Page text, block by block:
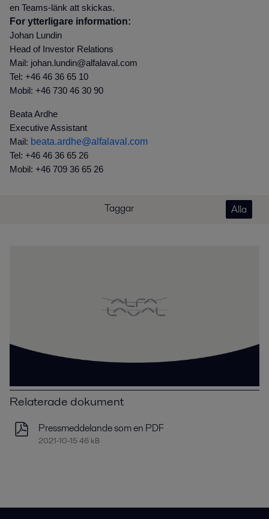
en Teams-länk att skickas.
For ytterligare information:
Johan Lundin
Head of Investor Relations
Mail: johan.lundin@alfalaval.com
Tel: +46 46 36 65 10
Mobil: +46 730 46 30 90
Beata Ardhe
Executive Assistant
Mail: beata.ardhe@alfalaval.com
Tel: +46 46 36 65 26
Mobil: +46 709 36 65 26
Taggar Alla
Relaterade dokument
Pressmeddelande som en PDF
2021-10-15 46 kB